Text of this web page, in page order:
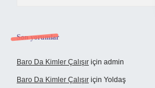
Son yorumlar
Baro Da Kimler Çalışır için admin
Baro Da Kimler Çalışır için Yoldaş